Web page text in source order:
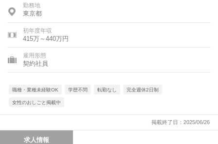
勤務地
東京都
初年度年収
415万～440万円
雇用形態
契約社員
職種・業種未経験OK 学歴不問 転勤なし 完全週休2日制
女性のおしごと掲載中
掲載終了日：2025/06/26
求人情報